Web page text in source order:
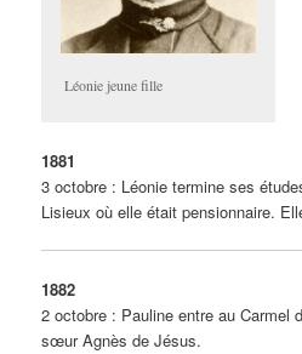
Léonie jeune fille
1881
3 octobre : Léonie termine ses
Lisieux où elle était pensionnaire.
1882
2 octobre : Pauline entre au Carmel
sœur Agnès de Jésus.